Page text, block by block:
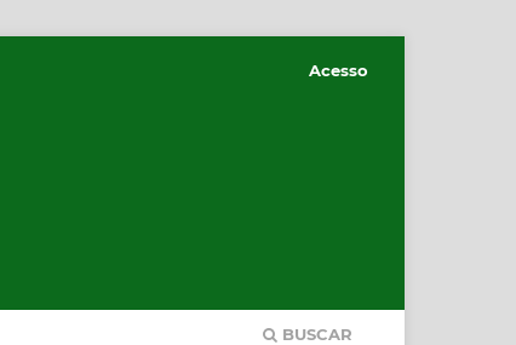
BUSCAR
Acesso